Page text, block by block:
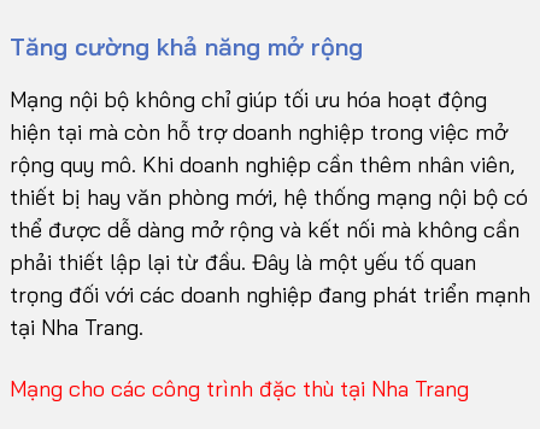
Tăng cường khả năng mở rộng
Mạng nội bộ không chỉ giúp tối ưu hóa hoạt động
hiện tại mà còn hỗ trợ doanh nghiệp trong việc mở
rộng quy mô. Khi doanh nghiệp cần thêm nhân viên,
thiết bị hay văn phòng mới, hệ thống mạng nội bộ có
thể được dễ dàng mở rộng và kết nối mà không cần
phải thiết lập lại từ đầu. Đây là một yếu tố quan
trọng đối với các doanh nghiệp đang phát triển mạnh
tại Nha Trang.
Mạng cho các công trình đặc thù tại Nha Trang